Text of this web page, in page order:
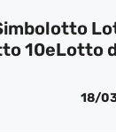
10eLotto
18/